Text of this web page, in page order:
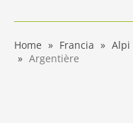
Home Francia Alpi
Argentière